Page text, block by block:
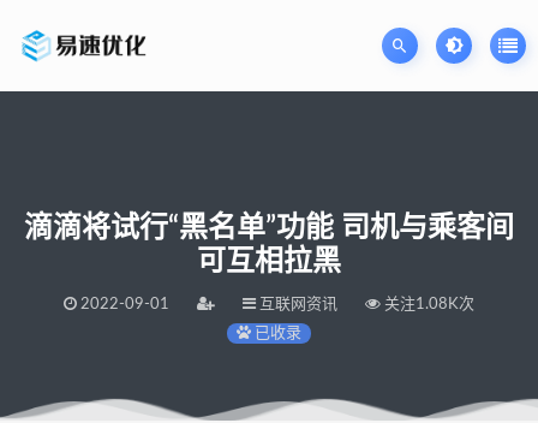
滴滴将试行“黑名单”功能 司机与乘客间
可互相拉黑
2022-09-01 互联网资讯
关注1.08K次
已收录
当前位置： 易速网站优化公司 >滴滴将试行“黑名单”功能 司机与乘客间可互相拉黑